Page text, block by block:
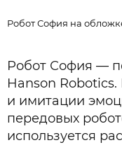
Робот София на
Робот София —
Hanson
и имитации
передовых
используется